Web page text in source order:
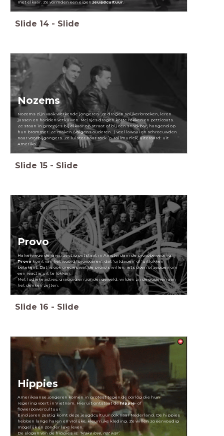
met elkaar. Ze vormden een eigen jeugdcultuur.
Slide 14 - Slide
Nozems
Nozems zijn vaak werkende jongeren. Ze dragen spijkerbroeken, leren
jassen en hadden vetkuiven. Meisjes dragen korte rokken en petticoats.
Ze staan in groepjes bij elkaar op straat of bij een snackbar, hangend op
hun brommer. Ze maken (volgens ouderen...) veel lawaai en schreeuwden
naar voorbijgangers. Ze luister naar rock-’n-rollmuziek, uiteraard: uit
Amerika.
Slide 15 - Slide
Provo
Halverwege de jaren zestig ontstaat in Amsterdam de provobeweging.
Provokomt van het woord ‘provoceren’, dat ‘uitdagen’ of ‘uitlokken’
betekent. Dat is ook precies wat de provo’s willen: iets doen of zeggen om
een reactie uit te lokken.
Met ludieke acties, grappig en zonder geweld, wilden zij de ouderen aan
het denken zetten.
Slide 16 - Slide
Hippies
Amerikaanse jongeren komen in protest tegen de oorlog die hun
regering voert in Vietnam. Hieruit ontstaat dehippie- of
flowerpowercultuur.
Eind jaren zestig komt deze jeugdcultuur ook naar Nederland. De hippies
hebben lange haren en vrolijke, kleurrijke kleding. Ze willen zo eenvoudig
mogelijk en zonder luxe leven.
De slogan van de hippies is: ‘Make love, not war’.